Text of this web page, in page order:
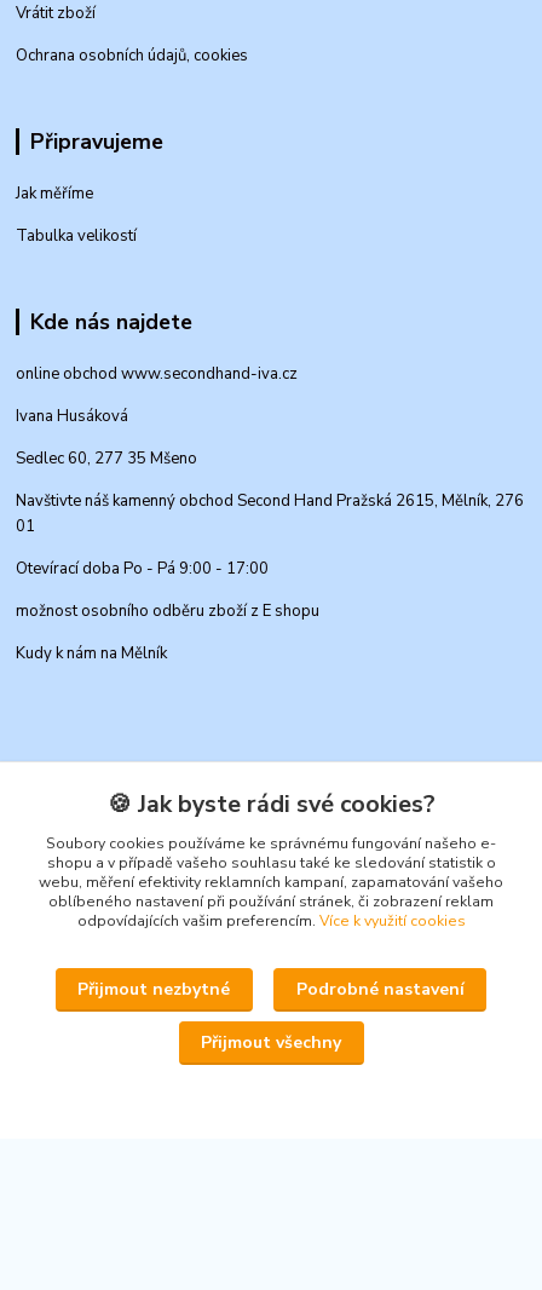
Vrátit zboží
Ochrana osobních údajů, cookies
Připravujeme
Jak měříme
Tabulka velikostí
Kde nás najdete
online obchod www.secondhand-iva.cz
Ivana Husáková
Sedlec 60, 277 35 Mšeno
Navštivte náš kamenný obchod Second Hand Pražská 2615, Mělník, 276
01
Otevírací doba Po - Pá 9:00 - 17:00
možnost osobního odběru zboží z E shopu
Kudy k nám na Mělník
Kontakty
www.secondhand-iva.cz
🍪 Jak byste rádi své cookies?
Soubory cookies používáme ke správnému fungování našeho e-
shopu a v případě vašeho souhlasu také ke sledování statistik o
webu, měření efektivity reklamních kampaní, zapamatování vašeho
oblíbeného nastavení při používání stránek, či zobrazení reklam
odpovídajících vašim preferencím. Více k využití cookies
Přijmout nezbytné Podrobné nastavení
Přijmout všechny